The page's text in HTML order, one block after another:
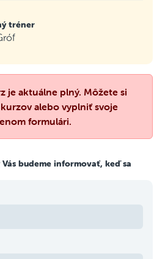
tréner
je aktuálne plný. Môžete si
alebo vyplniť svoje
formulári.
budeme informovať, keď sa